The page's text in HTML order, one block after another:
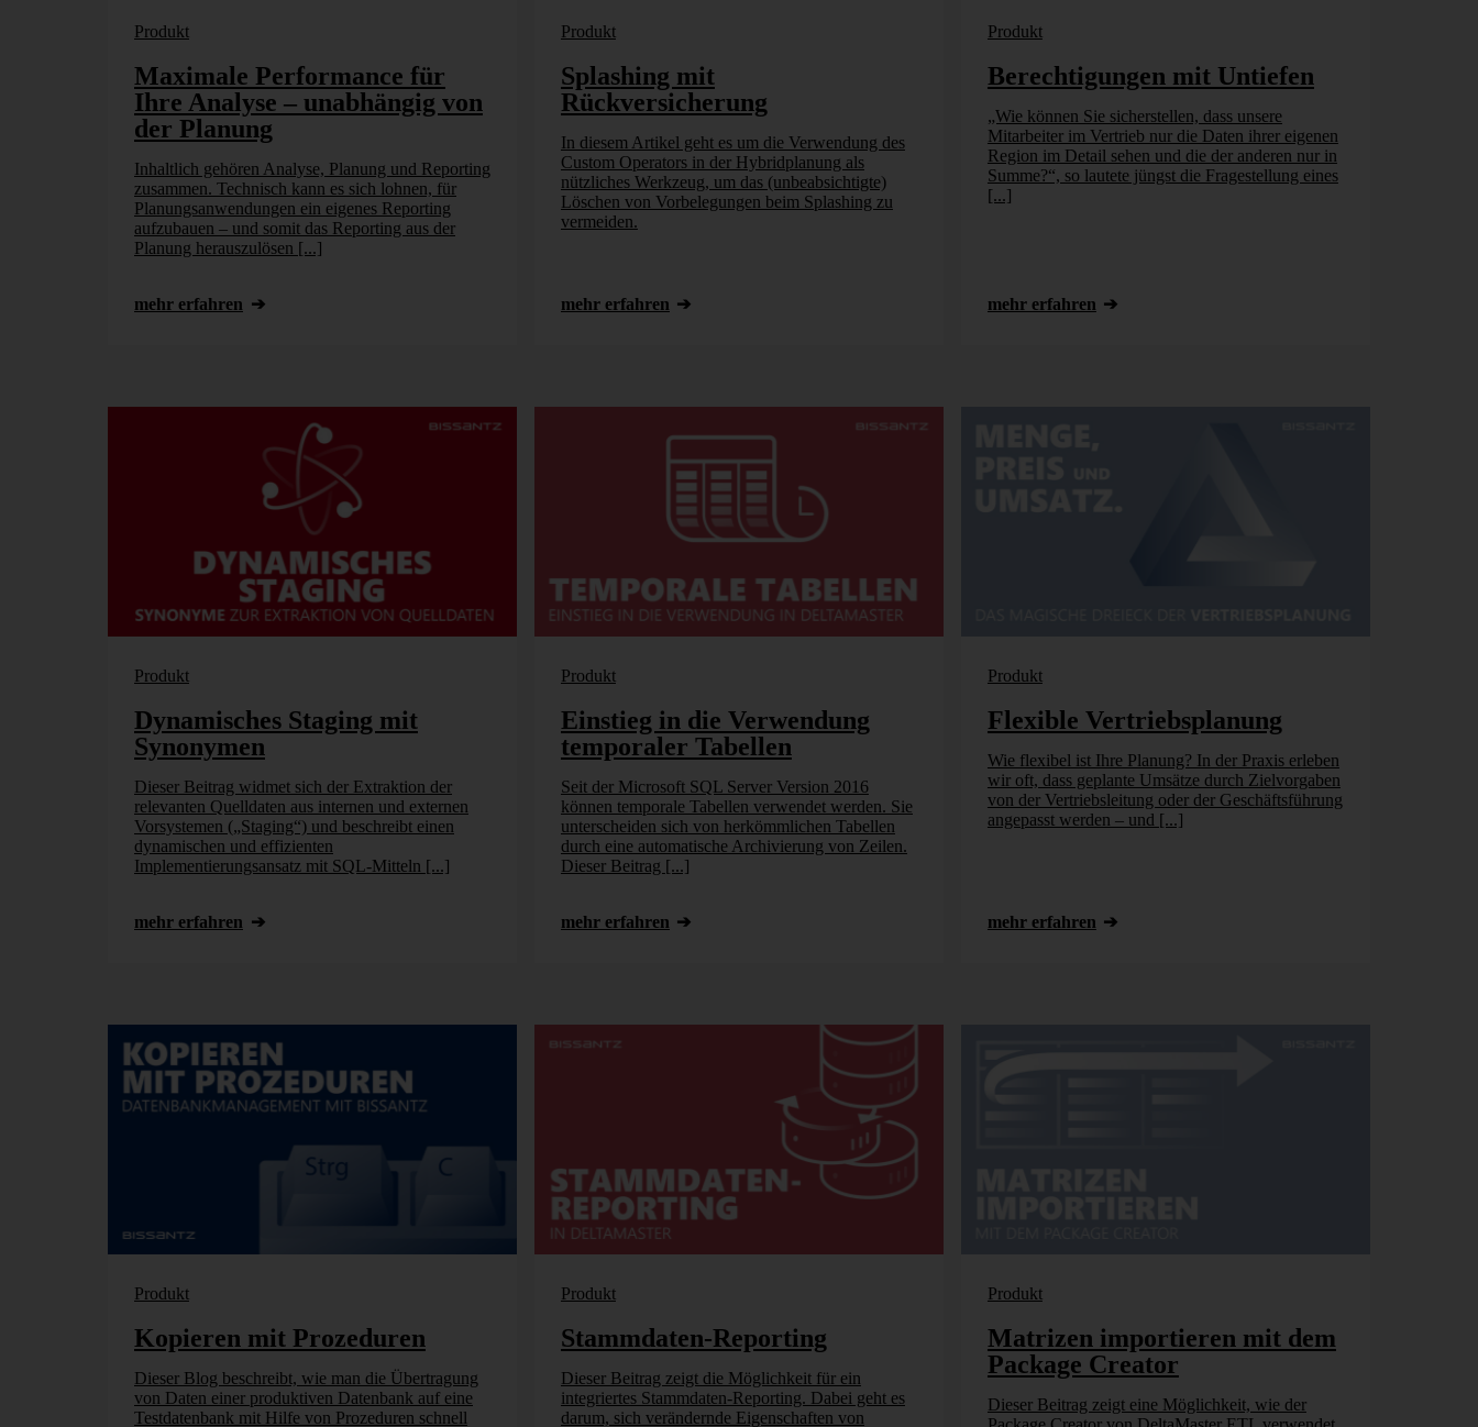
Produkt
Maximale Performance für
Ihre Analyse – unabhängig von
der Planung
Inhaltlich gehören Analyse, Planung und Reporting
zusammen. Technisch kann es sich lohnen, für
Planungsanwendungen ein eigenes Reporting
aufzubauen – und somit das Reporting aus der
Planung herauszulösen [...]
mehr erfahren
Produkt
Splashing mit
Rückversicherung
In diesem Artikel geht es um die Verwendung des
Custom Operators in der Hybridplanung als
nützliches Werkzeug, um das (unbeabsichtigte)
Löschen von Vorbelegungen beim Splashing zu
vermeiden.
mehr erfahren
Produkt
Berechtigungen mit Untiefen
„Wie können Sie sicherstellen, dass unsere
Mitarbeiter im Vertrieb nur die Daten ihrer eigenen
Region im Detail sehen und die der anderen nur in
Summe?“, so lautete jüngst die Fragestellung eines
[...]
mehr erfahren
Produkt
Dynamisches Staging mit
Synonymen
Dieser Beitrag widmet sich der Extraktion der
relevanten Quelldaten aus internen und externen
Vorsystemen („Staging“) und beschreibt einen
dynamischen und effizienten
Implementierungsansatz mit SQL-Mitteln [...]
mehr erfahren
Produkt
Einstieg in die Verwendung
temporaler Tabellen
Seit der Microsoft SQL Server Version 2016
können temporale Tabellen verwendet werden. Sie
unterscheiden sich von herkömmlichen Tabellen
durch eine automatische Archivierung von Zeilen.
Dieser Beitrag [...]
mehr erfahren
Produkt
Flexible Vertriebsplanung
Wie flexibel ist Ihre Pla­nung? In der Praxis er­leben
wir oft, dass ge­plante Um­sätze durch Ziel­vor­gaben
von der Vertriebs­leitung oder der Geschäfts­führung
an­ge­passt werden – und [...]
mehr erfahren
Produkt
Kopieren mit Prozeduren
Dieser Blog beschreibt, wie man die Übertragung
von Daten einer produktiven Datenbank auf eine
Testdatenbank mit Hilfe von Prozeduren schnell
Produkt
Stammdaten-Reporting
Dieser Beitrag zeigt die Möglichkeit für ein
integriertes Stammdaten-Reporting. Dabei geht es
darum, sich verändernde Eigenschaften von
Produkt
Matrizen importieren mit dem
Package Creator
Dieser Beitrag zeigt eine Möglichkeit, wie der